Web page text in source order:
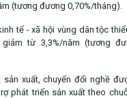
(tương đương 0,70%/tháng).
tế - xã hội vùng dân tộc
từ 3,3%/năm (tương
xuất, chuyển đổi nghề
phát triển sản xuất theo